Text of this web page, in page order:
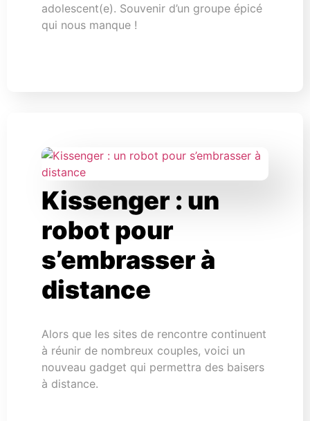
adolescent(e). Souvenir d’un groupe épicé
qui nous manque !
Kissenger : un
robot pour
s’embrasser à
distance
Alors que les sites de rencontre continuent
à réunir de nombreux couples, voici un
nouveau gadget qui permettra des baisers
à distance.